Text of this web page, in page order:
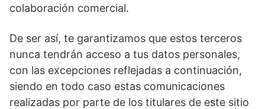
colaboración comercial.
De ser así, te garantizamos que estos terceros
nunca tendrán acceso a tus datos personales,
con las excepciones reflejadas a continuación,
siendo en todo caso estas comunicaciones
realizadas por parte de los titulares de este sitio